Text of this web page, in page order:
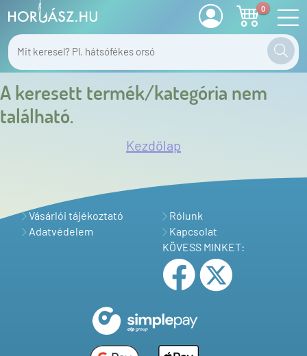
0
A keresett termék/kategória nem
található.
Kezdőlap
Vásárlói tájékoztató
Adatvédelem
Rólunk
Kapcsolat
KÖVESS MINKET: